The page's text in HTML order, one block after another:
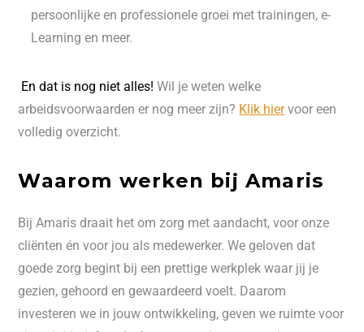
persoonlijke en professionele groei met trainingen, e-
Learning en meer.
En dat is nog niet alles! Wil je weten welke
arbeidsvoorwaarden er nog meer zijn? Klik hiervoor een
volledig overzicht.
Waarom werken bij Amaris
Bij Amaris draait het om zorg met aandacht, voor onze
cliënten én voor jou als medewerker. We geloven dat
goede zorg begint bij een prettige werkplek waar jij je
gezien, gehoord en gewaardeerd voelt. Daarom
investeren we in jouw ontwikkeling, geven we ruimte voor